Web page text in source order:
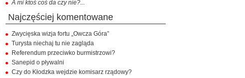
A mi ktoś coś da czy nie?...
najczęściej komentowane
Zwycięska wizja fortu „Owcza Góra”
Turysta niechaj tu nie zagląda
Referendum przeciwko burmistrzowi?
Sanepid o pływalni
Czy do Kłodzka wejdzie komisarz rządowy?